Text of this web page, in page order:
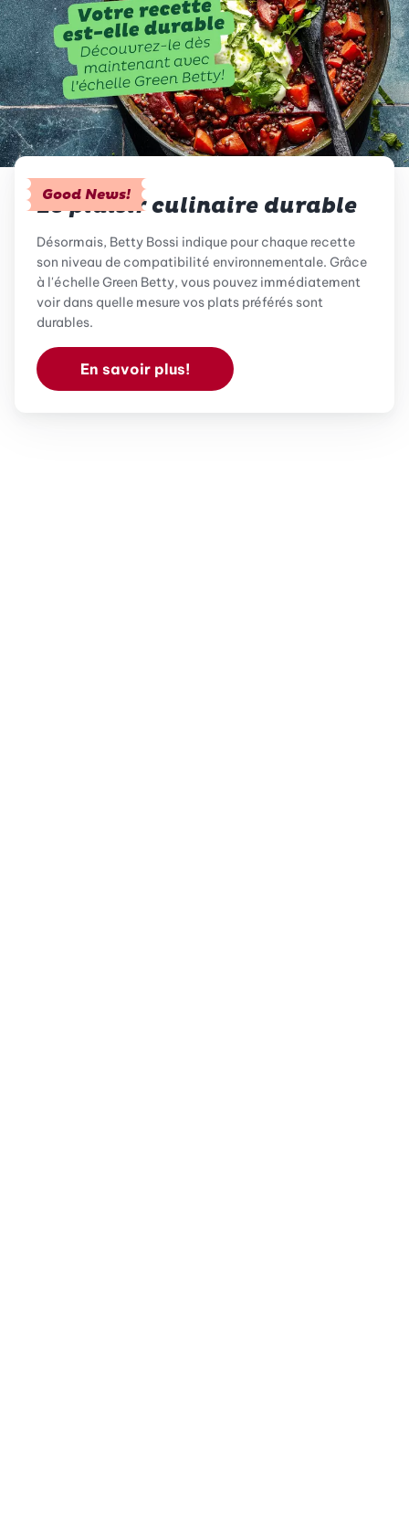
Good News!
Le plaisir culinaire durable
Désormais, Betty Bossi indique pour chaque recette
son niveau de compatibilité environnementale. Grâce
à l'échelle Green Betty, vous pouvez immédiatement
voir dans quelle mesure vos plats préférés sont
durables.
En savoir plus!